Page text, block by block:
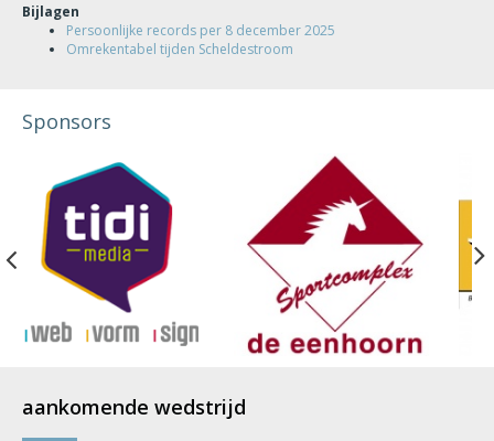
Bijlagen
Persoonlijke records per 8 december 2025
Omrekentabel tijden Scheldestroom
Sponsors
Previous
aankomende wedstrijd